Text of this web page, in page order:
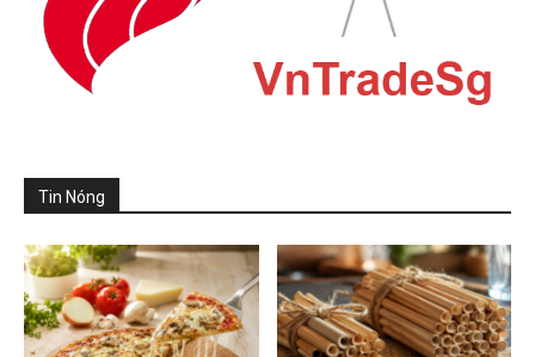
Tin Nóng